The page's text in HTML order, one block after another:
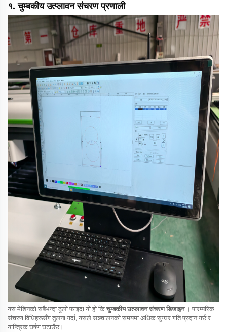
१. चुम्बकीय उत्प्लावन संचरण प्रणाली
यस मेशिनको सबैभन्दा ठूलो फाइदा यो हो किचुम्बकीय उत्प्लावन संचरण डिजाइन । पारम्परिक
संचरण विधिहरूसँग तुलना गर्दा, यसले सञ्चालनको समयमा अधिक सुग्घर गति प्रदान गर्छ र
यान्त्रिक घर्षण घटाउँछ।